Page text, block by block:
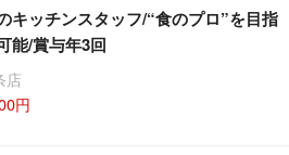
キッチンスタッフ/“食のプロ”を目指
能/賞与年3回
店
円